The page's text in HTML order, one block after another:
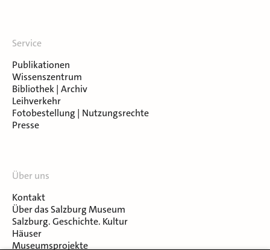
Service
Publikationen
Wissenszentrum
Bibliothek | Archiv
Leihverkehr
Fotobestellung | Nutzungsrechte
Presse
Über uns
Kontakt
Über das Salzburg Museum
Salzburg. Geschichte. Kultur
Häuser
Museumsprojekte